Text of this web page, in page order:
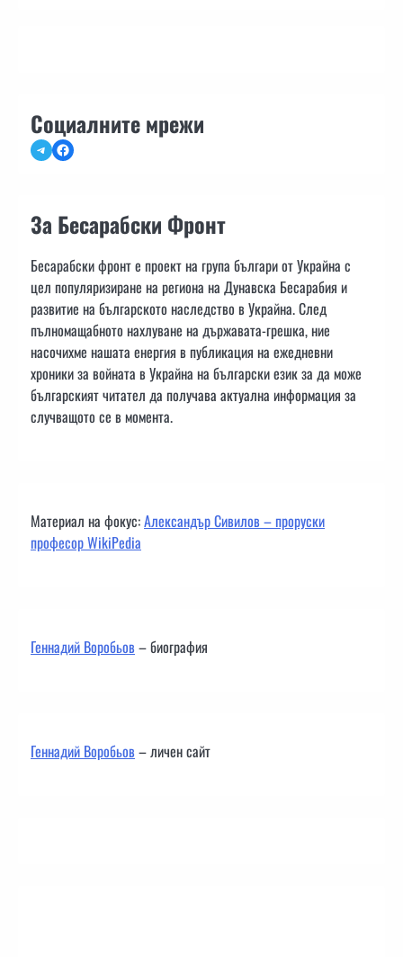
Социалните мрежи
TelegramFacebook
За Бесарабски Фронт
Бесарабски фронт е проект на група българи от Украйна с
цел популяризиране на региона на Дунавска Бесарабия и
развитие на българското наследство в Украйна. След
пълномащабното нахлуване на държавата-грешка, ние
насочихме нашата енергия в публикация на ежедневни
хроники за войната в Украйна на български език за да може
българският читател да получава актуална информация за
случващото се в момента.
Материал на фокус:Александър Сивилов – проруски
професор WikiPedia
Геннадий Воробьов– биография
Геннадий Воробьов– личен сайт